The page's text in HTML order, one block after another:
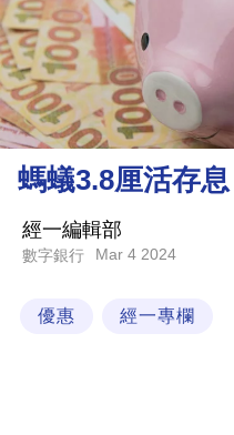
資
樓
市
理
財
業
螞蟻3.8厘活存
經一編輯部
數字銀行 Mar 4 2024
優惠 經一專欄